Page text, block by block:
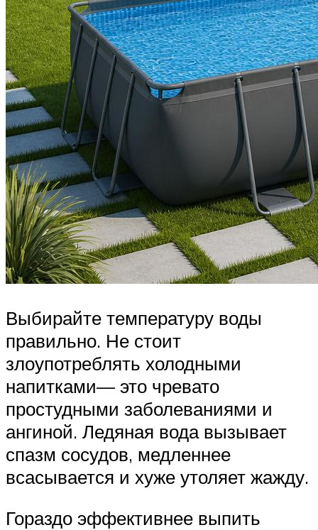
Выбирайте температуру воды
правильно. Не стоит
злоупотреблять холодными
напитками— это чревато
простудными заболеваниями и
ангиной. Ледяная вода вызывает
спазм сосудов, медленнее
всасывается и хуже утоляет жажду.
Гораздо эффективнее выпить